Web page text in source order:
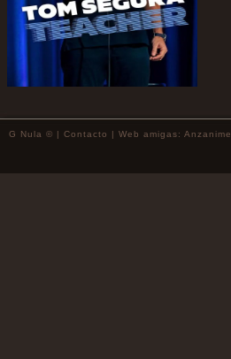
G Nula © | Contacto | Web amigas: Anzanime